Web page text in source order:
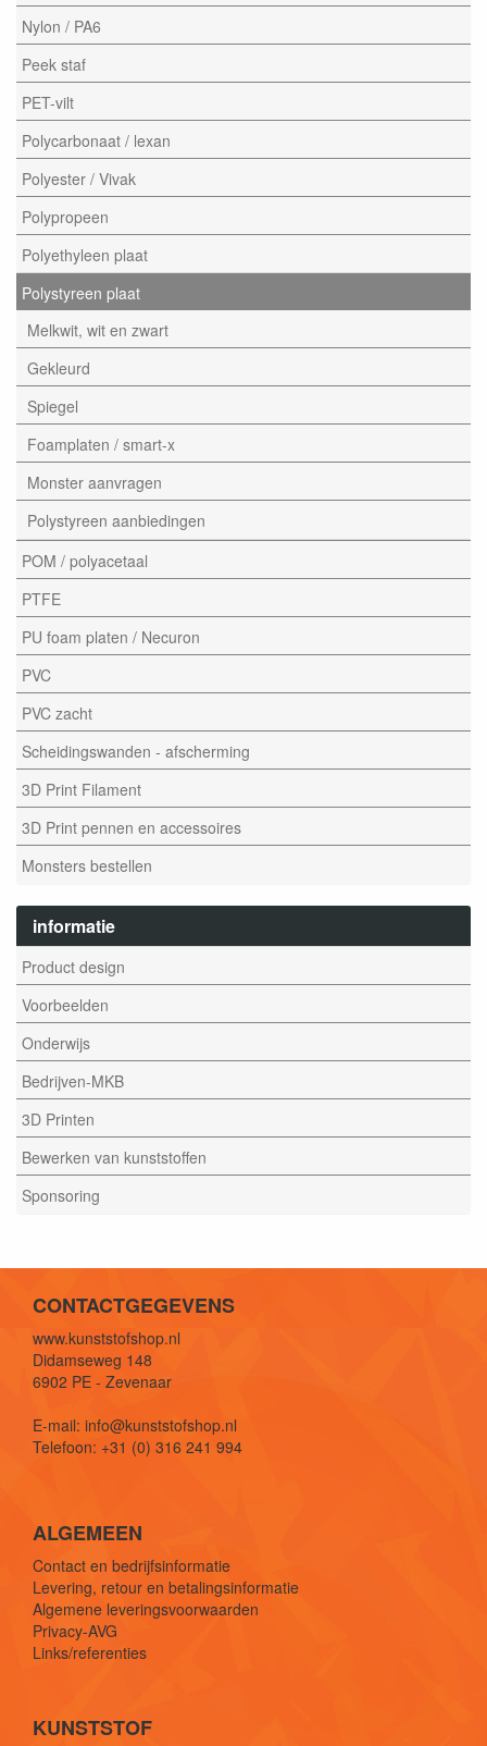
Nylon / PA6
Peek staf
PET-vilt
Polycarbonaat / lexan
Polyester / Vivak
Polypropeen
Polyethyleen plaat
Polystyreen plaat
Melkwit, wit en zwart
Gekleurd
Spiegel
Foamplaten / smart-x
Monster aanvragen
Polystyreen aanbiedingen
POM / polyacetaal
PTFE
PU foam platen / Necuron
PVC
PVC zacht
Scheidingswanden - afscherming
3D Print Filament
3D Print pennen en accessoires
Monsters bestellen
informatie
Product design
Voorbeelden
Onderwijs
Bedrijven-MKB
3D Printen
Bewerken van kunststoffen
Sponsoring
CONTACTGEGEVENS
www.kunststofshop.nl
Didamseweg 148
6902 PE - Zevenaar
E-mail: info@kunststofshop.nl
Telefoon: +31 (0) 316 241 994
ALGEMEEN
Contact en bedrijfsinformatie
Levering, retour en betalingsinformatie
Algemene leveringsvoorwaarden
Privacy-AVG
Links/referenties
KUNSTSTOF